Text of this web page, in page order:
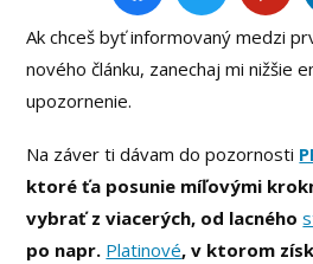
Ak chceš byť informovaný medzi
nového článku, zanechaj mi nižšie
upozornenie.
Na záver ti dávam do pozornosti
ktoré ťa posunie míľovými
vybrať z viacerých, od lacného
po napr. Platinové, v ktorom